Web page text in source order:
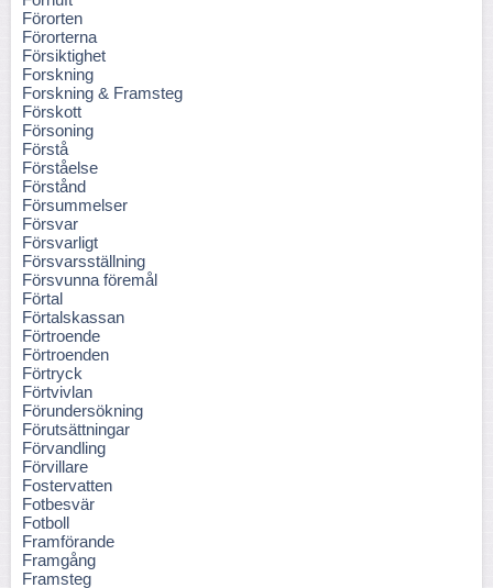
Förorten
Förorterna
Försiktighet
Forskning
Forskning & Framsteg
Förskott
Försoning
Förstå
Förståelse
Förstånd
Försummelser
Försvar
Försvarligt
Försvarsställning
Försvunna föremål
Förtal
Förtalskassan
Förtroende
Förtroenden
Förtryck
Förtvivlan
Förundersökning
Förutsättningar
Förvandling
Förvillare
Fostervatten
Fotbesvär
Fotboll
Framförande
Framgång
Framsteg